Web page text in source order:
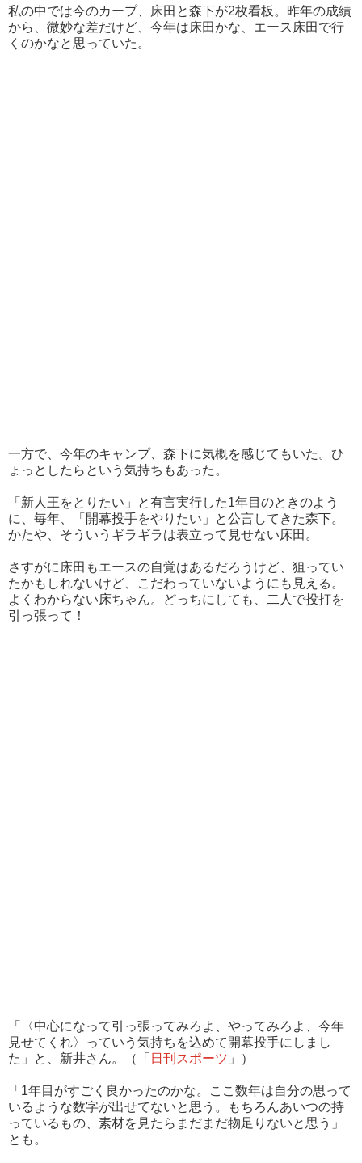
私の中では今のカープ、床田と森下が2枚看板。昨年の成績
から、微妙な差だけど、今年は床田かな、エース床田で行
くのかなと思っていた。
一方で、今年のキャンプ、森下に気概を感じてもいた。ひ
ょっとしたらという気持ちもあった。
「新人王をとりたい」と有言実行した1年目のときのよう
に、毎年、「開幕投手をやりたい」と公言してきた森下。
かたや、そういうギラギラは表立って見せない床田。
さすがに床田もエースの自覚はあるだろうけど、狙ってい
たかもしれないけど、こだわっていないようにも見える。
よくわからない床ちゃん。どっちにしても、二人で投打を
引っ張って！
「〈中心になって引っ張ってみろよ、やってみろよ、今年
見せてくれ〉っていう気持ちを込めて開幕投手にしまし
た」と、新井さん。（「 日刊スポーツ 」）
「1年目がすごく良かったのかな。ここ数年は自分の思って
いるような数字が出せてないと思う。もちろんあいつの持
っているもの、素材を見たらまだまだ物足りないと思う」
とも。